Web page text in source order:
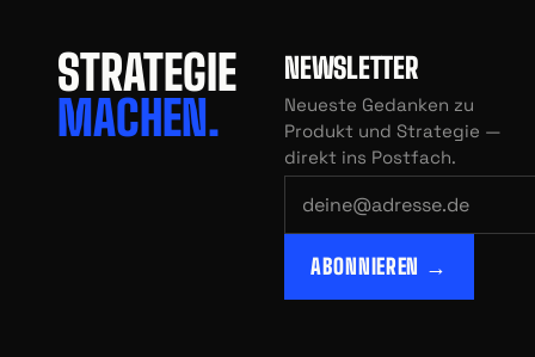
STRATEGIE
MACHEN.
NEWSLETTER
Neueste Gedanken zu
Produkt und Strategie —
direkt ins Postfach.
ABONNIEREN →